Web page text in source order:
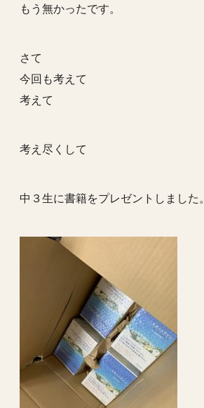
もう無かったです。
さて
今回も考えて
考えて
考え尽くして
中３生に書籍をプレゼントしました。